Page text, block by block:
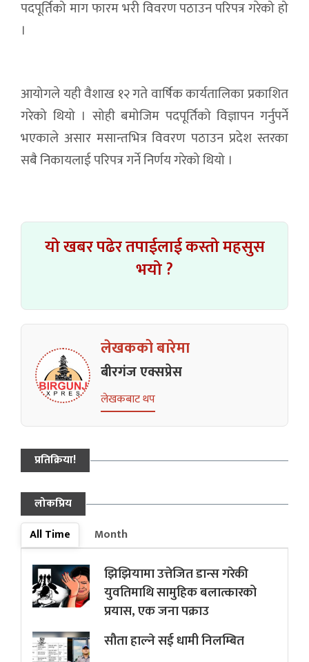
पदपूर्तिको माग फारम भरी विवरण पठाउन परिपत्र गरेको हो
।
आयोगले यही वैशाख १२ गते वार्षिक कार्यतालिका प्रकाशित
गरेको थियो । सोही बमोजिम पदपूर्तिको विज्ञापन गर्नुपर्ने
भएकाले असार मसान्तभित्र विवरण पठाउन प्रदेश स्तरका
सबै निकायलाई परिपत्र गर्ने निर्णय गरेको थियो ।
यो खबर पढेर तपाईलाई कस्तो महसुस
भयो ?
लेखकको बारेमा
बीरगंज एक्सप्रेस
लेखकबाट थप
प्रतिक्रिया!
लोकप्रिय
All Time
Month
झिझियामा उत्तेजित डान्स गरेकी
युवतिमाथि सामुहिक बलात्कारको
प्रयास, एक जना पक्राउ
सौता हाल्ने सई धामी निलम्बित